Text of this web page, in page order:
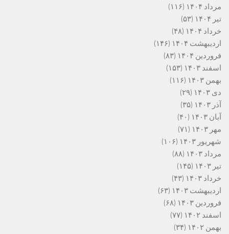
مرداد ۱۴۰۴
(۱۱۶)
تیر ۱۴۰۴
(۵۳)
خرداد ۱۴۰۴
(۴۸)
اردیبهشت ۱۴۰۴
(۱۴۶)
فروردین ۱۴۰۴
(۸۳)
اسفند ۱۴۰۳
(۱۵۳)
بهمن ۱۴۰۳
(۱۱۶)
دی ۱۴۰۳
(۲۹)
آذر ۱۴۰۳
(۳۵)
آبان ۱۴۰۳
(۴۰)
مهر ۱۴۰۳
(۷۱)
شهریور ۱۴۰۳
(۱۰۶)
مرداد ۱۴۰۳
(۸۸)
تیر ۱۴۰۳
(۱۴۵)
خرداد ۱۴۰۳
(۴۳)
اردیبهشت ۱۴۰۳
(۶۳)
فروردین ۱۴۰۳
(۶۸)
اسفند ۱۴۰۲
(۷۷)
بهمن ۱۴۰۲
(۳۴)